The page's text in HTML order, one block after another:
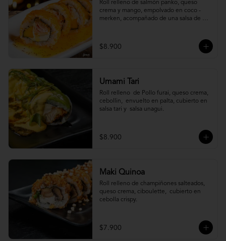
Roll relleno de salmón panko, queso
crema y mango, empolvado en coco -
merken, acompañado de una salsa de
$8.900
Umami Tari
Roll relleno  de Pollo furai, queso crema,
cebollin,  envuelto en palta, cubierto en
salsa tari y  salsa unagui.
$8.900
Maki Quinoa
​Roll relleno de champiñones salteados,
queso crema, ciboulette,  cubierto en
cebolla crispy.
$7.900